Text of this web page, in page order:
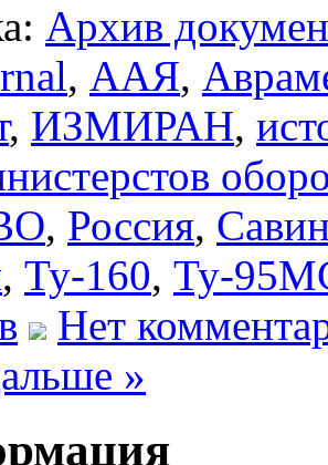
Архив
, ААЯ,
, ИЗМИРАН,
, Россия,
, Ту-160, Ту-
Нет
»